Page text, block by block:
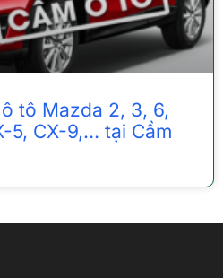
tô Mazda 2, 3, 6,
5, CX-9,… tại Cầm